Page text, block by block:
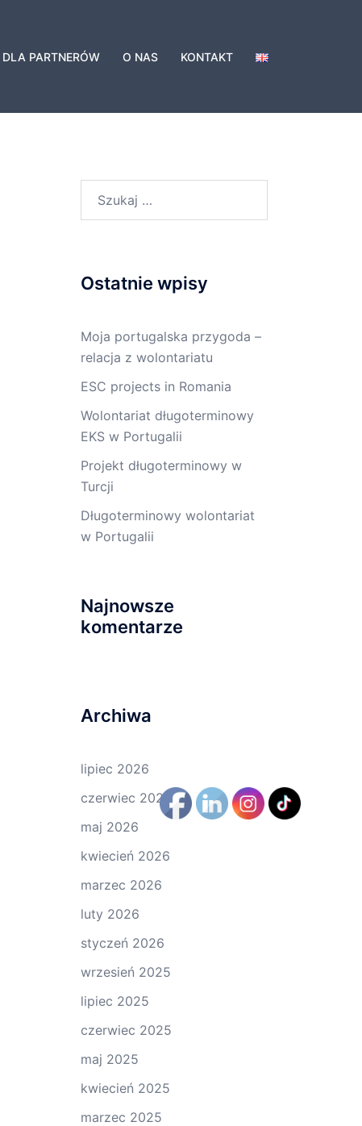
DLA PARTNERÓW O NAS KONTAKT
Ostatnie wpisy
Moja portugalska przygoda –
relacja z wolontariatu
ESC projects in Romania
Wolontariat długoterminowy
EKS w Portugalii
Projekt długoterminowy w
Turcji
Długoterminowy wolontariat
w Portugalii
Najnowsze
komentarze
Archiwa
lipiec 2026
czerwiec 2026
maj 2026
kwiecień 2026
marzec 2026
luty 2026
styczeń 2026
wrzesień 2025
lipiec 2025
czerwiec 2025
maj 2025
kwiecień 2025
marzec 2025